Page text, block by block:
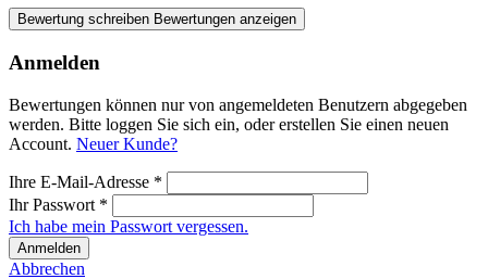
Bewertung schreiben Bewertungen anzeigen
Anmelden
Bewertungen können nur von angemeldeten Benutzern abgegeben
werden. Bitte loggen Sie sich ein, oder erstellen Sie einen neuen
Account. Neuer Kunde?
Ihre E-Mail-Adresse *
Ihr Passwort *
Ich habe mein Passwort vergessen.
Anmelden
Abbrechen